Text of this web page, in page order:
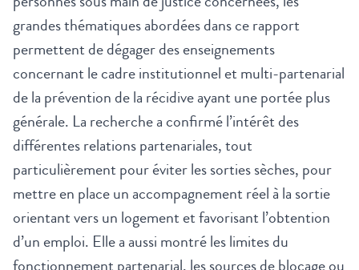
grandes thématiques abordées dans ce rapport
permettent de dégager des enseignements
concernant le cadre institutionnel et multi-partenarial
de la prévention de la récidive ayant une portée plus
générale. La recherche a confirmé l’intérêt des
différentes relations partenariales, tout
particulièrement pour éviter les sorties sèches, pour
mettre en place un accompagnement réel à la sortie
orientant vers un logement et favorisant l’obtention
d’un emploi. Elle a aussi montré les limites du